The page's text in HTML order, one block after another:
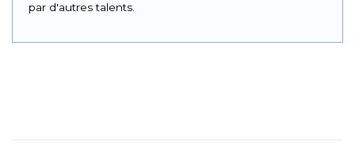
par d'autres talents.